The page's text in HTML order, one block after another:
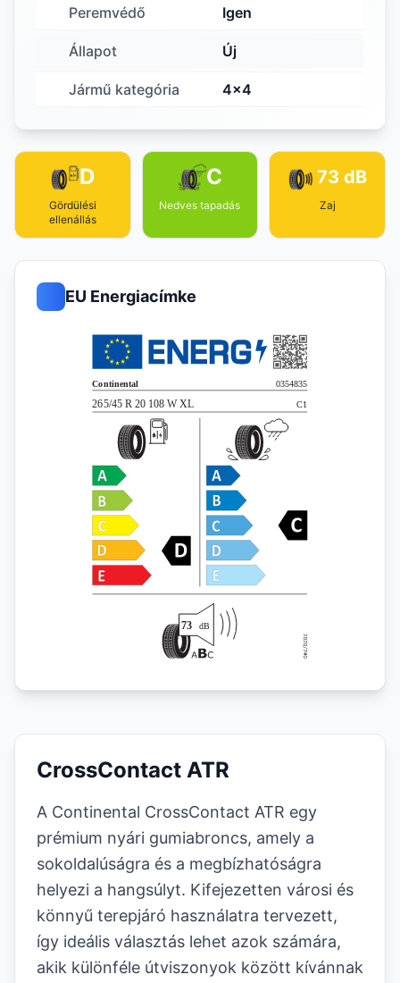
Peremvédő Igen
Állapot Új
Jármű kategória 4x4
D
Gördülési
ellenállás
C
Nedves tapadás
73 dB
Zaj
EU Energiacímke
CrossContact ATR
A Continental CrossContact ATR egy
prémium nyári gumiabroncs, amely a
sokoldalúságra és a megbízhatóságra
helyezi a hangsúlyt. Kifejezetten városi és
könnyű terepjáró használatra tervezett,
így ideális választás lehet azok számára,
akik különféle útviszonyok között kívánnak